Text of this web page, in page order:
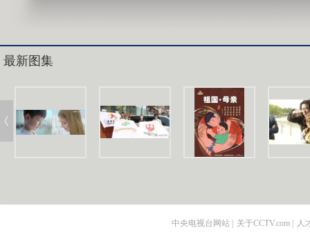
最新图集
中央电视台网站 | 关于CCTV.com | 人